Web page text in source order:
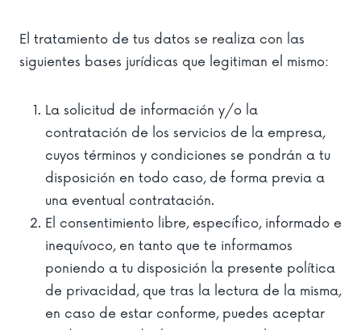
El tratamiento de tus datos se realiza con las
siguientes bases jurídicas que legitiman el mismo:
La solicitud de información y/o la
contratación de los servicios de la empresa,
cuyos términos y condiciones se pondrán a tu
disposición en todo caso, de forma previa a
una eventual contratación.
El consentimiento libre, específico, informado e
inequívoco, en tanto que te informamos
poniendo a tu disposición la presente política
de privacidad, que tras la lectura de la misma,
en caso de estar conforme, puedes aceptar